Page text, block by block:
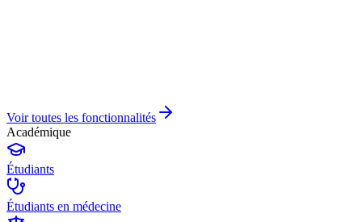
Voir toutes les fonctionnalités
Académique
Étudiants
Étudiants en médecine